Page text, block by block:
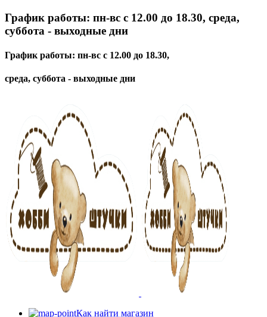
График работы: пн-вс с 12.00 до 18.30, среда,
суббота - выходные дни
График работы: пн-вс с 12.00 до 18.30,
среда, суббота - выходные дни
Как найти магазин